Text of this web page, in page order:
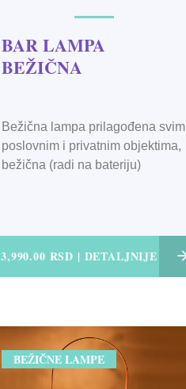
BAR LAMPA
BEŽIČNA
Bežična lampa prilagođena svim
poslovnim i privatnim objektima,
bežična (radi na bateriju)
3,990.00 RSD | DETALJNIJE
BEŽIČNE LAMPE